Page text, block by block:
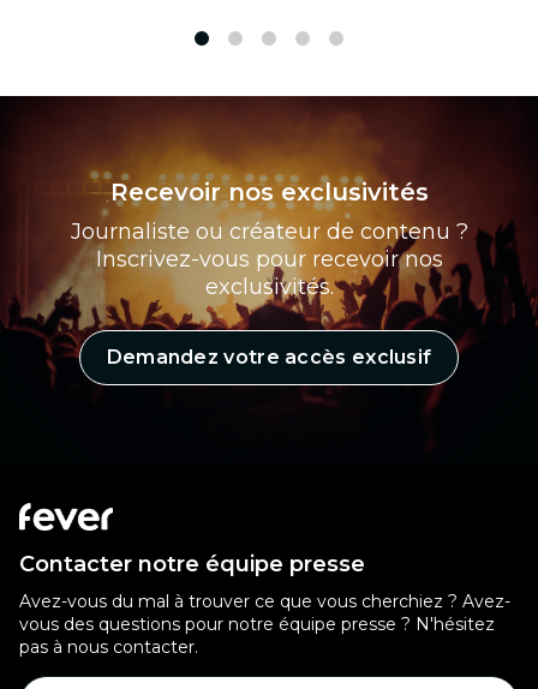
Recevoir nos exclusivités
Journaliste ou créateur de contenu ?
Inscrivez-vous pour recevoir nos
exclusivités.
Demandez votre accès exclusif
Contacter notre équipe presse
Avez-vous du mal à trouver ce que vous cherchiez ? Avez-
vous des questions pour notre équipe presse ? N'hésitez
pas à nous contacter.